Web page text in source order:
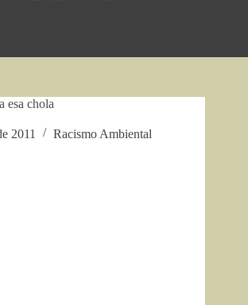
esa chola
2011 Racismo Ambiental